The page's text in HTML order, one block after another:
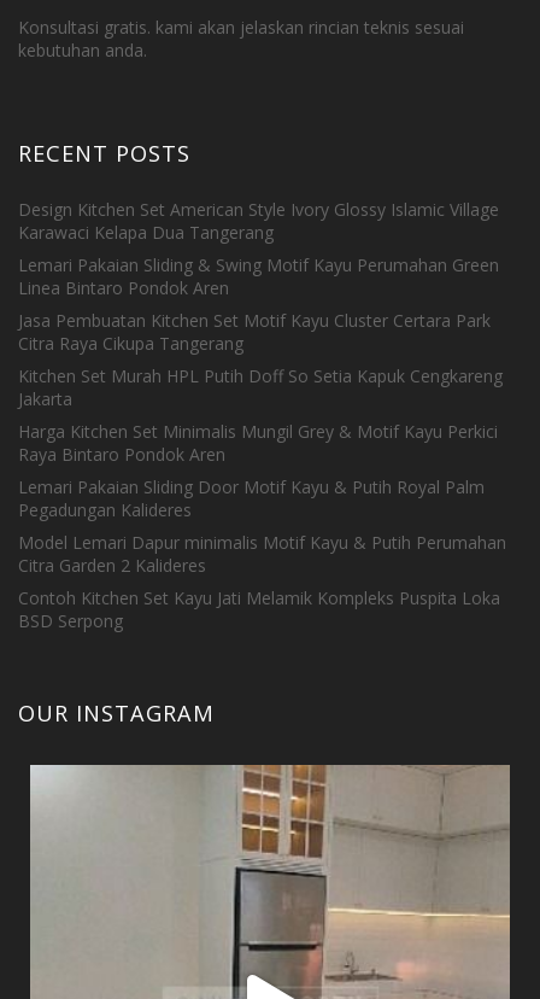
Konsultasi gratis. kami akan jelaskan rincian teknis sesuai
kebutuhan anda.
RECENT POSTS
Design Kitchen Set American Style Ivory Glossy Islamic Village
Karawaci Kelapa Dua Tangerang
Lemari Pakaian Sliding & Swing Motif Kayu Perumahan Green
Linea Bintaro Pondok Aren
Jasa Pembuatan Kitchen Set Motif Kayu Cluster Certara Park
Citra Raya Cikupa Tangerang
Kitchen Set Murah HPL Putih Doff So Setia Kapuk Cengkareng
Jakarta
Harga Kitchen Set Minimalis Mungil Grey & Motif Kayu Perkici
Raya Bintaro Pondok Aren
Lemari Pakaian Sliding Door Motif Kayu & Putih Royal Palm
Pegadungan Kalideres
Model Lemari Dapur minimalis Motif Kayu & Putih Perumahan
Citra Garden 2 Kalideres
Contoh Kitchen Set Kayu Jati Melamik Kompleks Puspita Loka
BSD Serpong
OUR INSTAGRAM